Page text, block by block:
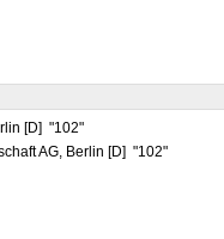
[D] "102"
AG, Berlin [D] "102"